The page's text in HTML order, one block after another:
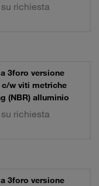
richiesta
3foro versione
c/w viti metriche
(NBR) alluminio
richiesta
3foro versione